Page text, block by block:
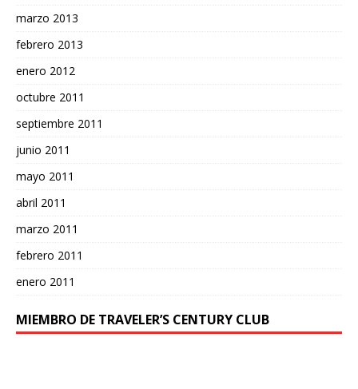
marzo 2013
febrero 2013
enero 2012
octubre 2011
septiembre 2011
junio 2011
mayo 2011
abril 2011
marzo 2011
febrero 2011
enero 2011
MIEMBRO DE TRAVELER’S CENTURY CLUB